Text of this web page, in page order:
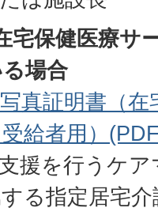
宅保健医療サ
場合
真証明書（
給者用）
援を行うケ
る指定居宅